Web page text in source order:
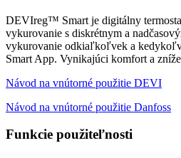
DEVIreg™ Smart je digitálny
vykurovanie s diskrétnym a
vykurovanie odkiaľkoľvek a
Smart App. Vynikajúci komfort a
Návod na vnútorné použitie DEVI
Návod na vnútorné použitie Danfoss
Funkcie použiteľnosti